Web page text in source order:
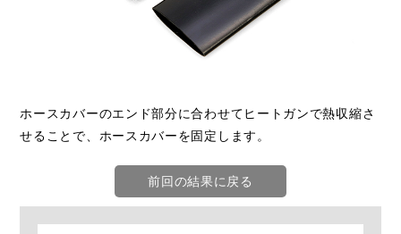
ホースカバーのエンド部分に合わせてヒートガンで熱収縮さ
せることで、ホースカバーを固定します。
前回の結果に戻る